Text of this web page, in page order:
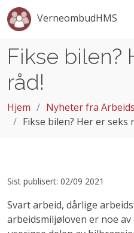
VerneombudHMS
Fikse bilen?
råd!
Hjem
Nyheter fra
Fikse bilen? Her er seks
Sist publisert: 02/09 2021
Svart arbeid, dårlige
arbeidsmiljøloven er noe